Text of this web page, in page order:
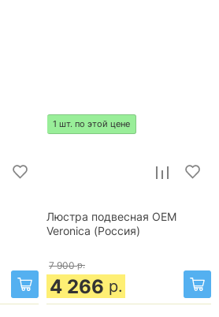
1 шт. по этой цене
Люстра подвесная OEM
Veronica (Россия)
7 900 р.
4 266 р.